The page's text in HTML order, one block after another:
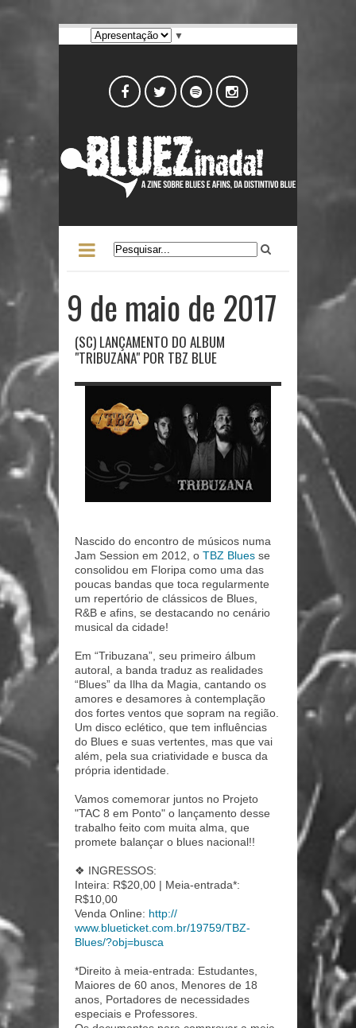
▼
9 de maio de 2017
(SC) LANÇAMENTO DO ALBUM
"TRIBUZANA" POR TBZ BLUE
Nascido do encontro de músicos numa
Jam Session em 2012, o TBZ Blues se
consolidou em Floripa como uma das
poucas bandas que toca regularmente
um repertório de clássicos de Blues,
R&B e afins, se destacando no cenário
musical da cidade!
Em “Tribuzana”, seu primeiro álbum
autoral, a banda traduz as realidades
“Blues” da Ilha da Magia, cantando os
amores e desamores à contemplação
dos fortes ventos que sopram na região.
Um disco eclético, que tem influências
do Blues e suas vertentes, mas que vai
além, pela sua criatividade e busca da
própria identidade.
Vamos comemorar juntos no Projeto
"TAC 8 em Ponto" o lançamento desse
trabalho feito com muita alma, que
promete balançar o blues nacional!!
❖ INGRESSOS:
Inteira: R$20,00 | Meia-entrada*:
R$10,00
Venda Online: http://
www.blueticket.com.br/19759/TBZ-
Blues/?obj=busca
*Direito à meia-entrada: Estudantes,
Maiores de 60 anos, Menores de 18
anos, Portadores de necessidades
especiais e Professores.